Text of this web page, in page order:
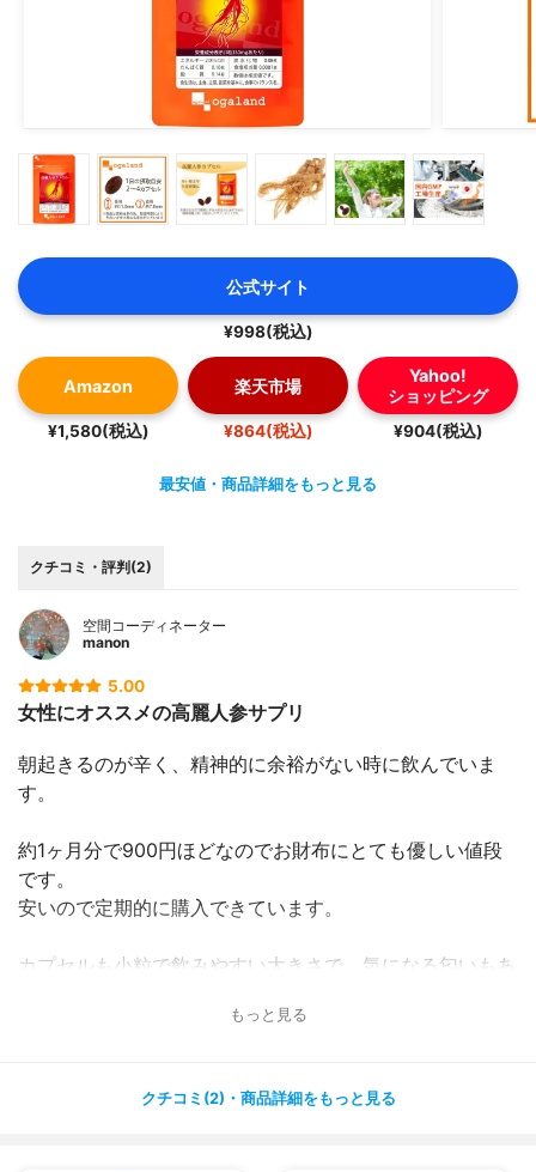
公式サイト
¥998(税込)
Amazon
¥1,580(税込)
楽天市場
¥864(税込)
Yahoo!
ショッピング
¥904(税込)
最安値・商品詳細をもっと見る
クチコミ・評判(2)
空間コーディネーター
manon
5.00
女性にオススメの高麗人参サプリ
朝起きるのが辛く、精神的に余裕がない時に飲んでいま
す。
約1ヶ月分で900円ほどなのでお財布にとても優しい値段
です。
安いので定期的に購入できています。
カプセルも小粒で飲みやすい大きさで、気になる匂いもあ
女性の美容にも効果的な成分が入っているので、女性の方
もっと見る
クチコミ(2)・商品詳細をもっと見る